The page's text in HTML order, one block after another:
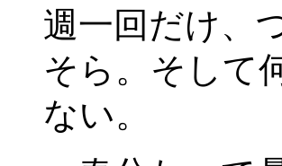
週一回だけ、
そら。そして
ない。